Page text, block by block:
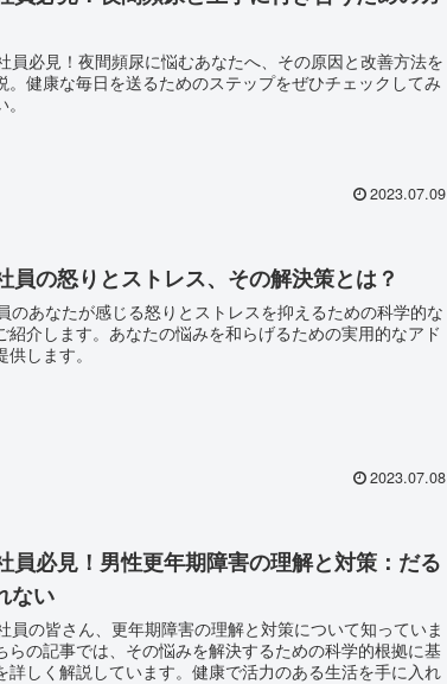
員必見！夜間頻尿に悩むあなたへ、その原因と改善方法を
。健康な毎日を送るためのステップをぜひチェックしてみ
2023.07.09
員の怒りとストレス、その解決策とは？
のあなたが感じる怒りとストレスを抑えるための科学的な
紹介します。あなたの悩みを和らげるための実用的なアド
します。
2023.07.08
員必見！男性更年期障害の理解と対策：だる
ない
員の皆さん、更年期障害の理解と対策について知っていま
らの記事では、その悩みを解決するための科学的根拠に基
詳しく解説しています。健康で活力のある生活を手に入れ